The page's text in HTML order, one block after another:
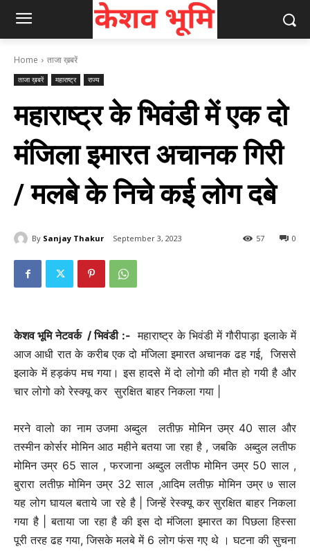
Home ताजा ख़बरें
ताजा ख़बरें महाराष्ट्र राज्य
महाराष्ट्र के भिवंडी में एक दो
मंजिला इमारत अचानक गिरी
/ मलबे के निचे कई लोग दबे
By Sanjay Thakur September 3, 2023 0
57
केशव भूमि नेटवर्क / भिवंडी :- महाराष्ट्र के भिवंडी में गौरीपाड़ा इलाके में
आज आधी रात के करीब एक दो मंजिला इमारत अचानक ढह गई, जिससे
इलाके में हड़कंप मच गया। इस हादसे में दो लोगो की मौत हो गयी है और
चार लोगो को रेस्क्यू कर सुरक्षित बाहर निकला गया |
मरने वालो का नाम उजमा अब्दुल लतीफ़ मोमिन उम्र 40 साल और
तस्मीन कोर्सर मोमिन आठ महीने बतया जा रहा है , जबकि अब्दुल लतीफ
मोमिन उम्र 65 साल , फरजाना अब्दुल लतीफ मोमिन उम्र 50 साल ,
बुरारा लतीफ़ मोमिन उम्र 32 साल ,आदिम लतीफ़ मोमिन उम्र ७ साल
यह लोग घायल बताये जा रहे है | जिन्हें रेस्क्यू कर सुरक्षित बाहर निकला
गया है | बताया जा रहा है की इस दो मंजिला इमारत का पिछला हिस्सा
पूरी तरह ढह गया, जिसके मलबे में 6 लोग फंस गए थे । घटना की सुचना